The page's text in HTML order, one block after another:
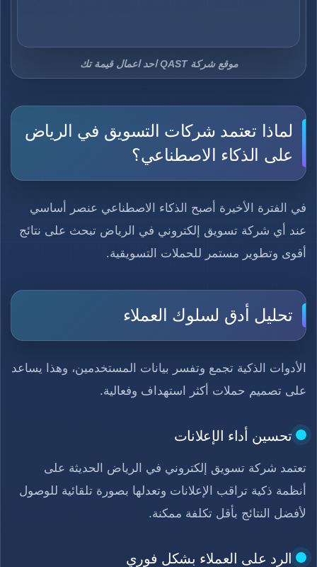
موقع شركة QAST احد اعمال قيمة تك
لماذا تعتمد شركات التسويق في الرياض
على الذكاء الاصطناعي؟
في الفترة الأخيرة أصبح الذكاء الاصطناعي عنصر أساسي
عند أي شركة تسويق إلكتروني في الرياض تبحث على نتائج
أقوى وتطوير مستمر للحملات التسويقية.
تحليل أدق لسلوك العملاء
الأدوات الذكية تجمع وتفسر بيانات المستخدمين، وهذا يساعد
على تصميم حملات أكثر استهداف وفعالية.
تحسين أداء الإعلانات
تعتمد شركة تسويق إلكتروني في الرياض الحديثة على
أنظمة ذكية تراقب الإعلانات وتعدلها بصورة تلقائية للوصول
لأفضل النتائج بأقل تكلفة ممكنة.
الرد على العملاء بشكل فوري